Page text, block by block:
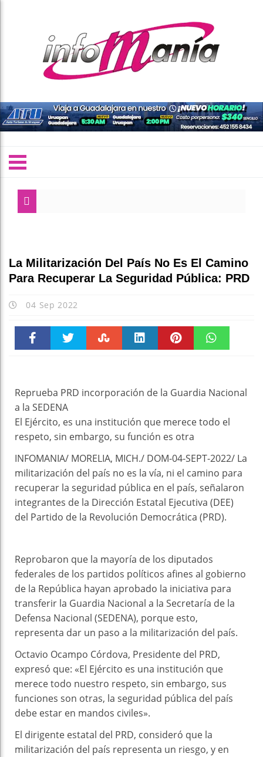
La Militarización Del País No Es El Camino
Para Recuperar La Seguridad Pública: PRD
04 Sep 2022
Reprueba PRD incorporación de la Guardia Nacional
a la SEDENA
El Ejército, es una institución que merece todo el
respeto, sin embargo, su función es otra
INFOMANIA/ MORELIA, MICH./ DOM-04-SEPT-2022/ La
militarización del país no es la vía, ni el camino para
recuperar la seguridad pública en el país, señalaron
integrantes de la Dirección Estatal Ejecutiva (DEE)
del Partido de la Revolución Democrática (PRD).
Reprobaron que la mayoría de los diputados
federales de los partidos políticos afines al gobierno
de la República hayan aprobado la iniciativa para
transferir la Guardia Nacional a la Secretaría de la
Defensa Nacional (SEDENA), porque esto,
representa dar un paso a la militarización del país.
Octavio Ocampo Córdova, Presidente del PRD,
expresó que: «El Ejército es una institución que
merece todo nuestro respeto, sin embargo, sus
funciones son otras, la seguridad pública del país
debe estar en mandos civiles».
El dirigente estatal del PRD, consideró que la
militarización del país representa un riesgo, y en